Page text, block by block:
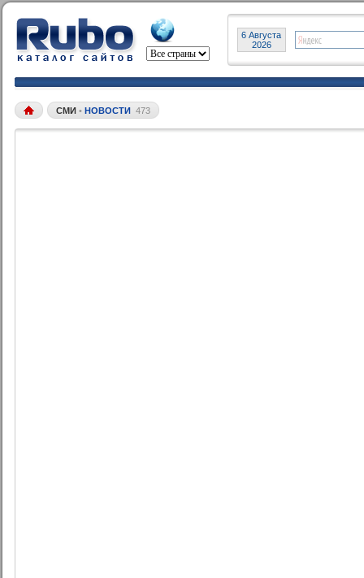
6 Августа
2026
СМИ • НОВОСТИ 473